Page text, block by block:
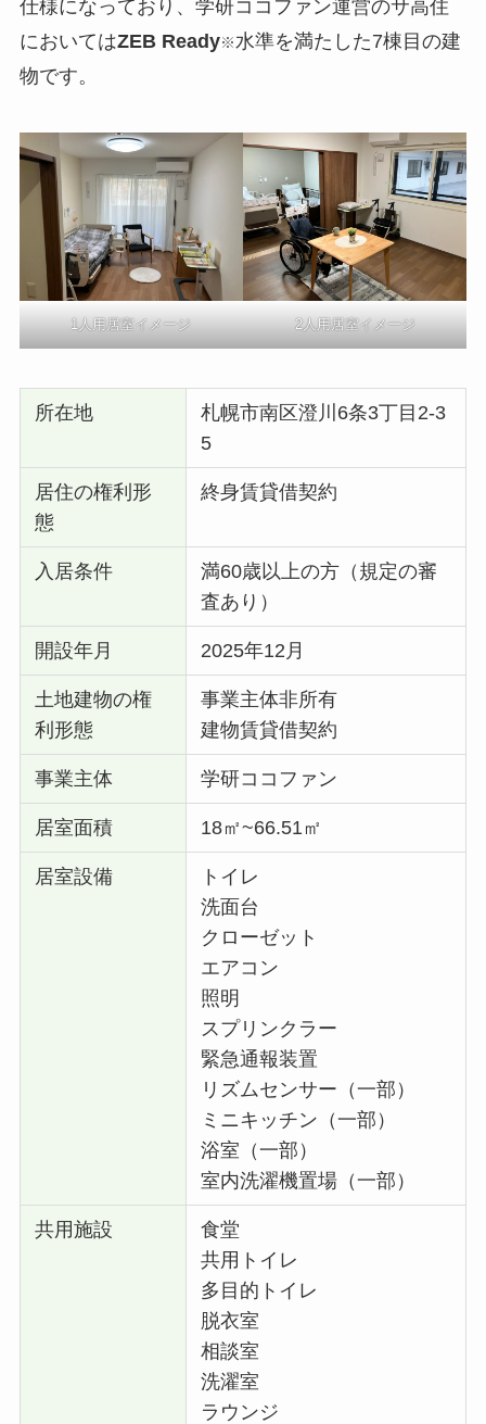
仕様になっており、学研ココファン運営のサ高住
においてはZEB Ready※水準を満たした7棟目の建
物です。
1人用居室イメージ 2人用居室イメージ
所在地
札幌市南区澄川6条3丁目2-3
5
居住の権利形
態
終身賃貸借契約
入居条件
満60歳以上の方（規定の審
査あり）
開設年月 2025年12月
土地建物の権
利形態
事業主体非所有
建物賃貸借契約
事業主体 学研ココファン
居室面積 18㎡~66.51㎡
居室設備
トイレ
洗面台
クローゼット
エアコン
照明
スプリンクラー
緊急通報装置
リズムセンサー（一部）
ミニキッチン（一部）
浴室（一部）
室内洗濯機置場（一部）
共用施設
食堂
共用トイレ
多目的トイレ
脱衣室
相談室
洗濯室
ラウンジ